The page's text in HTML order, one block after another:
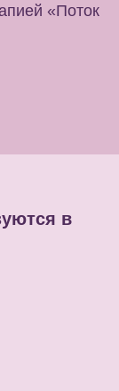
«Поток
в